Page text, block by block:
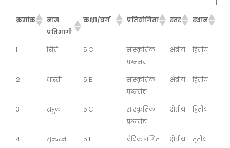
क्रमांक
नाम
प्रतिभागी
कक्षा/वर्ग प्रतियोगिता स्तर स्थान
1 रिति 5 C
सांस्कृतिक
प्रश्नमंच
क्षेत्रीय द्वितीय
2 भारती 5 B
सांस्कृतिक
प्रश्नमंच
क्षेत्रीय द्वितीय
3 राहुल 5 C
सांस्कृतिक
प्रश्नमंच
क्षेत्रीय द्वितीय
4 सुन्दरम 5 E वैदिक गणित क्षेत्रीय
तृतीय